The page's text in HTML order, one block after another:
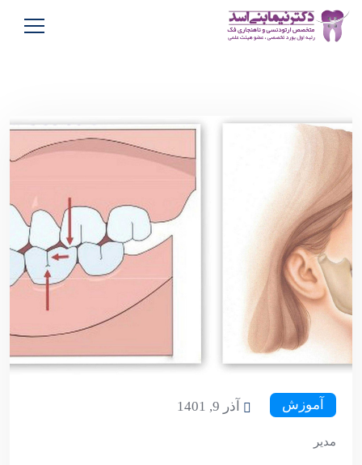
آموزش آذر 9, 1401
مدیر